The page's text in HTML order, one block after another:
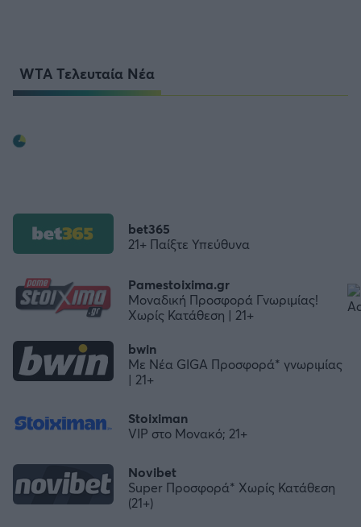
WTA Τελευταία Νέα
bwin
Με Νέα GIGA Προσφορά* γνωριμίας
| 21+
Stoiximan
VIP στο Μονακό; 21+
Novibet
Super Προσφορά* Χωρίς Κατάθεση
(21+)
Pamestoixima.gr
Μοναδική Προσφορά Γνωριμίας!
Χωρίς Κατάθεση | 21+
bet365
21+ Παίξτε Υπεύθυνα